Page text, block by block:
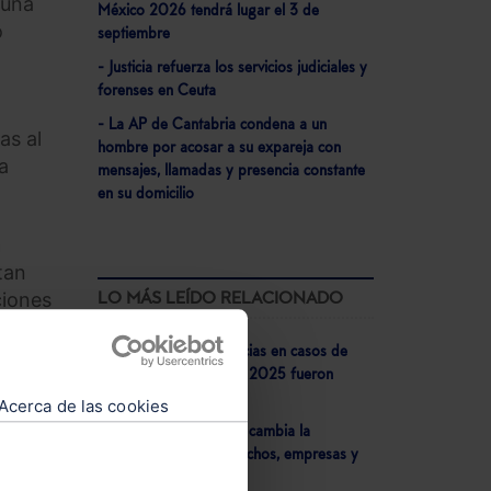
de las cookies
al
México 2026 tendrá lugar el 3 de
septiembre
- Justicia refuerza los servicios judiciales y
forenses en Ceuta
- La AP de Cantabria condena a un
hombre por acosar a su expareja con
mensajes, llamadas y presencia constante
en su domicilio
LO MÁS LEÍDO RELACIONADO
- El 73% de las sentencias en casos de
corrupción dictadas en 2025 fueron
condenatorias
- Veri*Factu 2026: Así cambia la
facturación para despachos, empresas y